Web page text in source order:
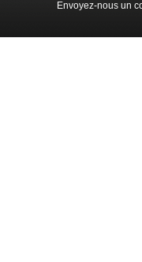
Envoyez-nous un